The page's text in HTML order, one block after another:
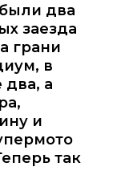
два
заезда
грани
в
два, а
и
так